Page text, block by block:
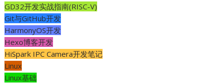
GD32开发实战指南(RISC-V)
Git与GitHub开发
HarmonyOS开发
Hexo博客开发
HiSpark IPC Camera开发笔记
Linux
Linux基础